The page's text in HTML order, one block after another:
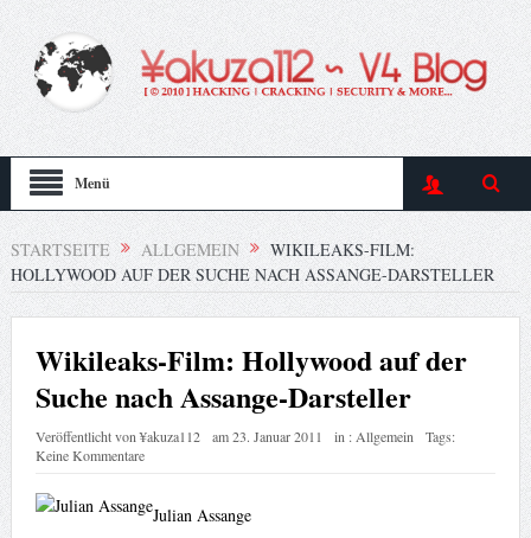
Menü
STARTSEITE ALLGEMEIN
WIKILEAKS-FILM:
HOLLYWOOD AUF DER SUCHE NACH ASSANGE-DARSTELLER
Wikileaks-Film: Hollywood auf der
Suche nach Assange-Darsteller
Veröffentlicht von¥akuza112 am23. Januar 2011 in : Allgemein
Tags:
Keine Kommentare
Julian Assange